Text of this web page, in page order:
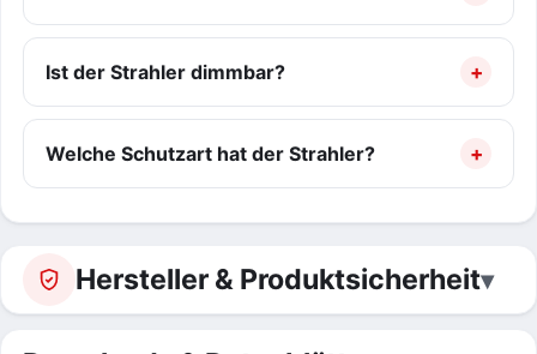
Ist der Strahler dimmbar?
Welche Schutzart hat der Strahler?
Hersteller & Produktsicherheit